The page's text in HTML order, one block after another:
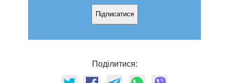
Підписатися
Поділитися: